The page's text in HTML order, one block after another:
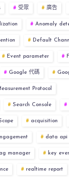
受眾 廣告
Anomaly
Default
Event parameter
Google 代碼
Protocol
Search Console
acquisition
data api
manager key
realtime report